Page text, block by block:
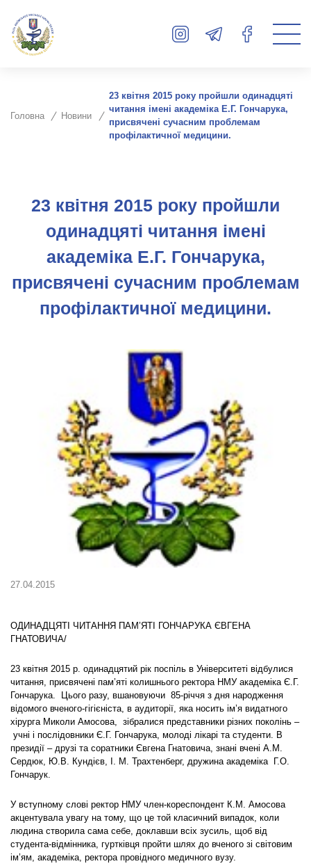
Головна Новини
23 квітня 2015 року пройшли одинадцяті
читання імені академіка Е.Г. Гончарука,
присвячені сучасним проблемам
профілактичної медицини.
23 квітня 2015 року пройшли
одинадцяті читання імені
академіка Е.Г. Гончарука,
присвячені сучасним проблемам
профілактичної медицини.
27.04.2015
ОДИНАДЦЯТІ ЧИТАННЯ ПАМ’ЯТІ ГОНЧАРУКА ЄВГЕНА
ГНАТОВИЧА/
23 квітня 2015 р. одинадцятий рік поспіль в Університеті відбулися
читання, присвячені пам’яті колишнього ректора НМУ академіка Є.Г.
Гончарука. Цього разу, вшановуючи 85-річчя з дня народження
відомого вченого-гігієніста, в аудиторії, яка носить ім’я видатного
хірурга Миколи Амосова, зібралися представники різних поколінь –
учні і послідовники Є.Г. Гончарука, молоді лікарі та студенти. В
президії – друзі та соратники Євгена Гнатовича, знані вчені А.М.
Сердюк, Ю.В. Кундієв, І. М. Трахтенберг, дружина академіка Г.О.
Гончарук.
У вступному слові ректор НМУ член-кореспондент К.М. Амосова
акцентувала увагу на тому, що це той класичний випадок, коли
людина створила сама себе, доклавши всіх зусиль, щоб від
студента-відмінника, гуртківця пройти шлях до вченого зі світовим
ім’ям, академіка, ректора провідного медичного вузу.